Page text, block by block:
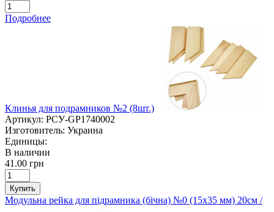
Подробнее
Клинья для подрамников №2 (8шт.)
Артикул: РСУ-GP1740002
Изготовитель: Украина
Единицы:
В наличии
41.00 грн
Купить
Модульна рейка для підрамника (бічна) №0 (15х35 мм) 20см /